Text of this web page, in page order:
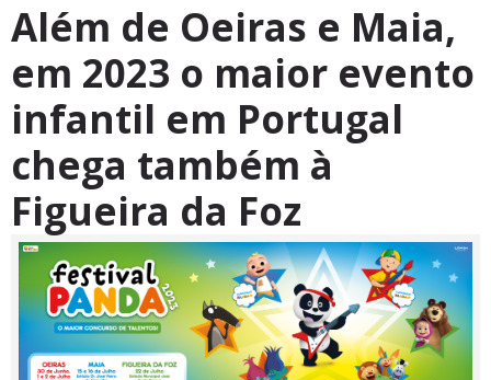
Além de Oeiras e Maia,
em 2023 o maior evento
infantil em Portugal
chega também à
Figueira da Foz